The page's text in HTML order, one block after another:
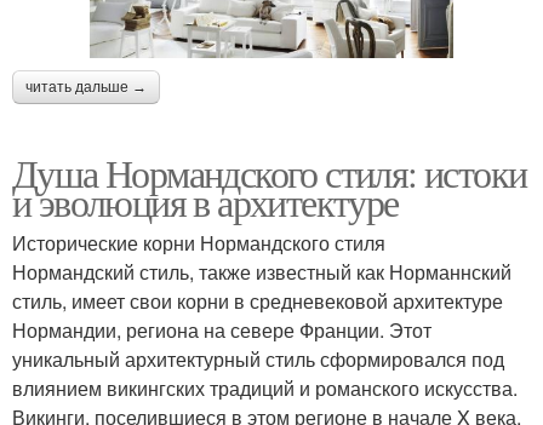
читать дальше →
Душа Нормандского стиля: истоки
и эволюция в архитектуре
Исторические корни Нормандского стиля
Нормандский стиль, также известный как Норманнский
стиль, имеет свои корни в средневековой архитектуре
Нормандии, региона на севере Франции. Этот
уникальный архитектурный стиль сформировался под
влиянием викингских традиций и романского искусства.
Викинги, поселившиеся в этом регионе в начале X века,